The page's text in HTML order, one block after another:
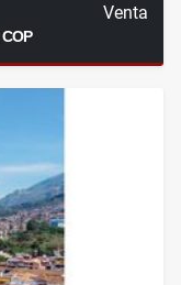
Venta
COP